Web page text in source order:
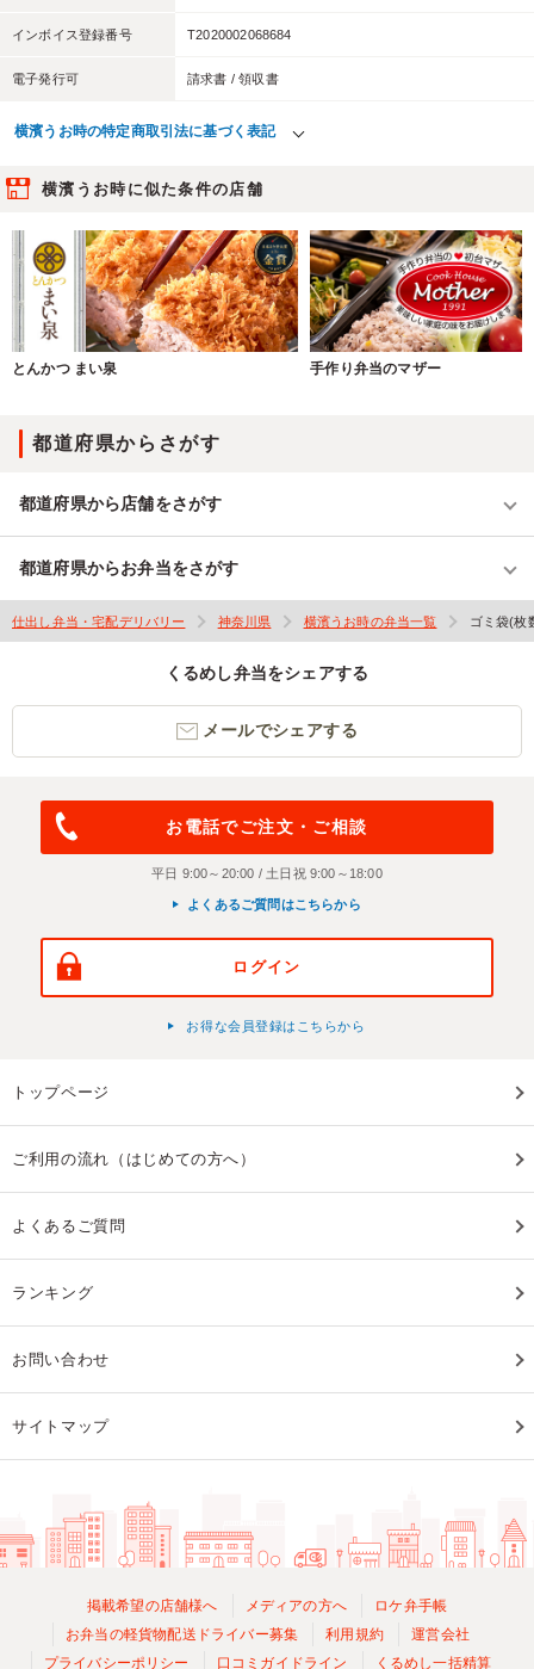
インボイス登録番号 T2020002068684
電子発行可 請求書 / 領収書
横濱うお時の特定商取引法に基づく表記
横濱うお時に似た条件の店舗
とんかつ まい泉 手作り弁当のマザー
都道府県からさがす
都道府県から店舗をさがす
都道府県からお弁当をさがす
仕出し弁当・宅配デリバリー 神奈川県 横濱うお時の弁当一覧 ゴミ袋(枚
くるめし弁当をシェアする
メールでシェアする
お電話でご注文・ご相談
平日 9:00～20:00 / 土日祝 9:00～18:00
よくあるご質問はこちらから
ログイン
お得な会員登録はこちらから
トップページ
ご利用の流れ（はじめての方へ）
よくあるご質問
ランキング
お問い合わせ
サイトマップ
掲載希望の店舗様へ メディアの方へ
ロケ弁手帳
お弁当の軽貨物配送ドライバー募集
利用規約
運営会社
プライバシーポリシー
口コミガイドライン くるめし一括精算